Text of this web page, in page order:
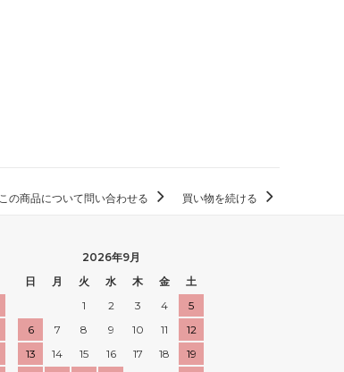
この商品について問い合わせる 買い物を続ける
2026年9月
日
月 火 水 木 金
土
1
2 3 4
5
6
7 8 9 10 11
12
13
14 15 16 17 18
19